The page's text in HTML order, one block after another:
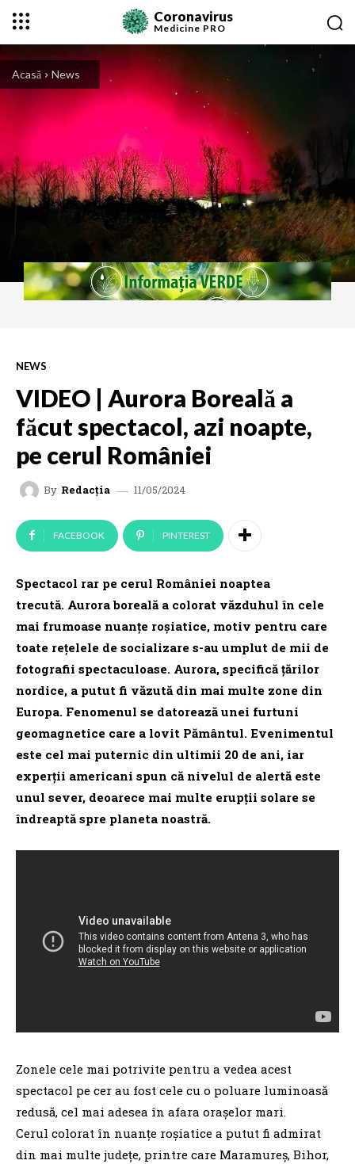
Coronavirus
Medicine PRO
Acasă News
NEWS
VIDEO | Aurora Boreală a
făcut spectacol, azi noapte,
pe cerul României
By Redacția 11/05/2024
FACEBOOK PINTEREST
Spectacol rar pe cerul României noaptea
trecută. Aurora boreală a colorat văzduhul în cele
mai frumoase nuanţe roşiatice, motiv pentru care
toate rețelele de socializare s-au umplut de mii de
fotografii spectaculoase. Aurora, specifică ţărilor
nordice, a putut fi văzută din mai multe zone din
Europa. Fenomenul se datorează unei furtuni
geomagnetice care a lovit Pământul. Evenimentul
este cel mai puternic din ultimii 20 de ani, iar
experţii americani spun că nivelul de alertă este
unul sever, deoarece mai multe erupţii solare se
îndreaptă spre planeta noastră.
Zonele cele mai potrivite pentru a vedea acest
spectacol pe cer au fost cele cu o poluare luminoasă
redusă, cel mai adesea în afara oraşelor mari.
Cerul colorat în nuanţe roşiatice a putut fi admirat
din mai multe judeţe, printre care Maramureş, Bihor,